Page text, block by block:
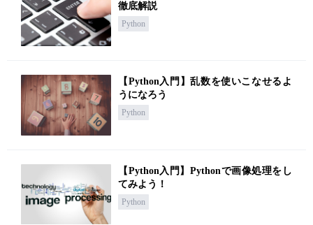
徹底解説
Python
【Python入門】乱数を使いこなせるよ
うになろう
Python
【Python入門】Pythonで画像処理をし
てみよう！
Python